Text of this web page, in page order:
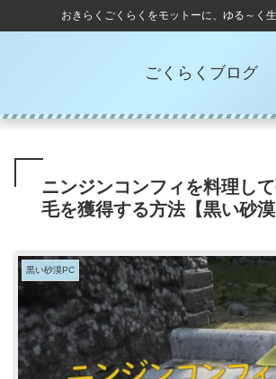
おきらくごくらくをモットーに、ゆる～く生
ごくらくブログ
ニンジンコンフィを料理し
毛を獲得する方法【黒い砂漠
黒い砂漠PC